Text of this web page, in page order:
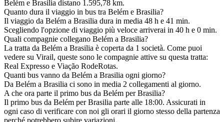
Belém e Brasilia distano 1.595,78 km.
Quanto dura il viaggio in bus tra Belém e Brasilia?
Il viaggio da Belém a Brasilia dura in media 48 h e 41 min.
Scegliendo l'opzione di viaggio più veloce arriverai in 40 h e 0 min.
Quali compagnie collegano Belém a Brasilia?
La tratta da Belém a Brasilia è coperta da 1 società. Come puoi
vedere su Virail, queste sono le compagnie attive su questa tratta:
Real Expresso e Viação RodeRotas.
Quanti bus vanno da Belém a Brasilia ogni giorno?
Da Belém a Brasilia ci sono in media 2 collegamenti al giorno.
A che ora parte il primo bus da Belém per Brasilia?
Il primo bus da Belém per Brasilia parte alle 18:00. Assicurati in
ogni caso di verificare con noi gli orari il giorno stesso della partenza